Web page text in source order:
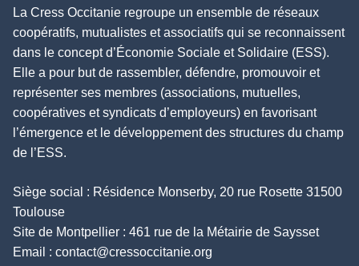
La Cress Occitanie regroupe un ensemble de réseaux
coopératifs, mutualistes et associatifs qui se reconnaissent
dans le concept d’Économie Sociale et Solidaire (ESS).
Elle a pour but de rassembler, défendre, promouvoir et
représenter ses membres (associations, mutuelles,
coopératives et syndicats d’employeurs) en favorisant
l’émergence et le développement des structures du champ
de l’ESS.
Siège social : Résidence Monserby, 20 rue Rosette 31500
Toulouse
Site de Montpellier : 461 rue de la Métairie de Saysset
Email : contact@cressoccitanie.org